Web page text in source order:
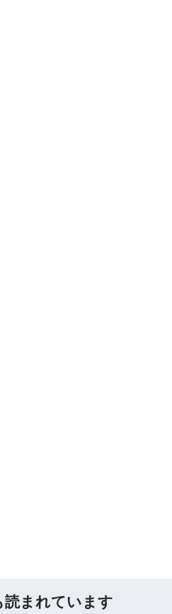
読まれています